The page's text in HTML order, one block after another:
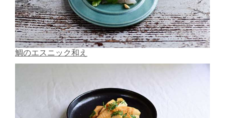
鯛のエスニック和え